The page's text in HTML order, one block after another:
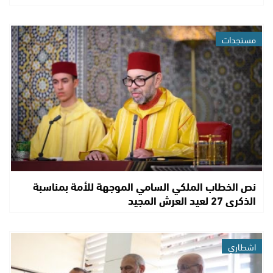
مستجدات
نص الخطاب الملكي السامي الموجهة للأمة بمناسبة
الذكرى 27 لعيد العرش المجيد
اشطاري